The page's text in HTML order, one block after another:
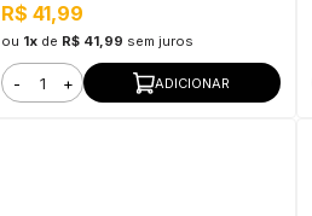
R$ 41,99
ou 1x de R$ 41,99 sem juros
- + ADICIONAR